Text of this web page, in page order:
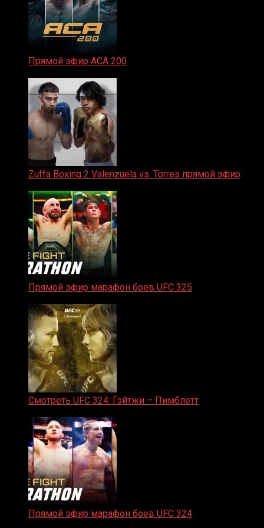
Прямой эфир ACA 200
Zuffa Boxing 2 Valenzuela vs. Torres прямой эфир
Прямой эфир марафон боев UFC 325
Смотреть UFC 324: Гэйтжи – Пимблетт
Прямой эфир марафон боев UFC 324